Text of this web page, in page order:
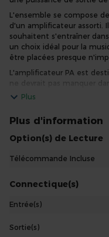
L'ensemble se compose
d'un amplificateur assorti.
souhaitent s'entraîner
un choix idéal pour la
être placées presque
L'amplificateur PA est
ne devrait pas manquer
moderne garantit des
Plus
Plus d'information
Option(s) de Lecture
Télécommande Incluse
Connectique(s)
Entrée(s)
Sortie(s)